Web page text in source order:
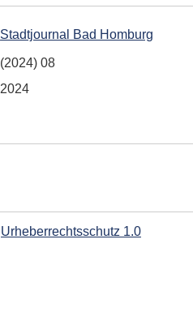
Stadtjournal Bad Homburg
(2024) 08
2024
Urheberrechtsschutz 1.0